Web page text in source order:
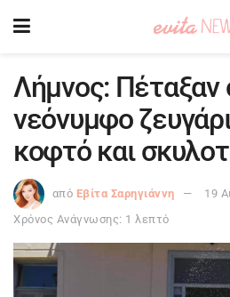
Λήμνος: Πέταξαν
νεόνυμφο
κοφτό και
από Εβίτα Σαρηγιάννη
19
Χρόνος Ανάγνωσης: 1 λεπτό